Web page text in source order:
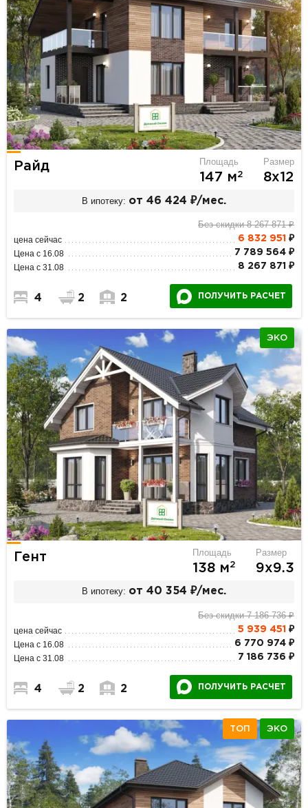
Райд Площадь
147 м2
Размер
8х12
В ипотеку: от 46 424 ₽/мес.
Без скидки 8 267 871 ₽
цена сейчас 6 832 951 ₽
Цена с 16.08 7 789 564 ₽
Цена с 31.08 8 267 871 ₽
4 2 2 ПОЛУЧИТЬ РАСЧЕТ
ЭКО
Гент Площадь
138 м2
Размер
9х9.3
В ипотеку: от 40 354 ₽/мес.
Без скидки 7 186 736 ₽
цена сейчас 5 939 451 ₽
Цена с 16.08 6 770 974 ₽
Цена с 31.08 7 186 736 ₽
4 2 2 ПОЛУЧИТЬ РАСЧЕТ
ТОП ЭКО